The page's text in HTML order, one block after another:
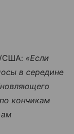
США: «Если
в середине
кончикам